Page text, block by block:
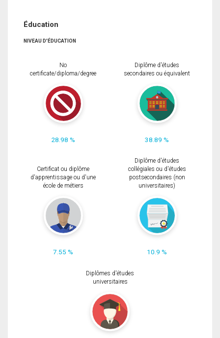
Éducation
NIVEAU D'ÉDUCATION
No
certificate/diploma/degree
28.98 %
Diplôme d'études
secondaires ou équivalent
38.89 %
Certificat ou diplôme
d'apprentissage ou d'une
école de métiers
7.55 %
Diplôme d'études
collégiales ou d'études
postsecondaires (non
universitaires)
10.9 %
Diplômes d'études
universitaires